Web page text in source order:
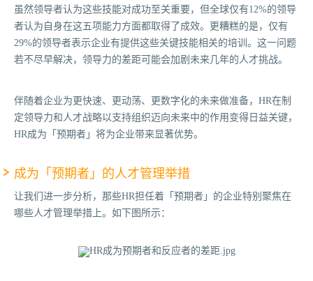
虽然领导者认为这些技能对成功至关重要，但全球仅有12%的领导
者认为自身在这五项能力方面都取得了成效。更糟糕的是，仅有
29%的领导者表示企业有提供这些关键技能相关的培训。这一问题
若不尽早解决，领导力的差距可能会加剧未来几年的人才挑战。
伴随着企业为更快速、更动荡、更数字化的未来做准备，HR在制
定领导力和人才战略以支持组织迈向未来中的作用变得日益关键，
HR成为「预期者」将为企业带来显著优势。
成为「预期者」的人才管理举措
让我们进一步分析，那些HR担任着「预期者」的企业特别聚焦在
哪些人才管理举措上。如下图所示：